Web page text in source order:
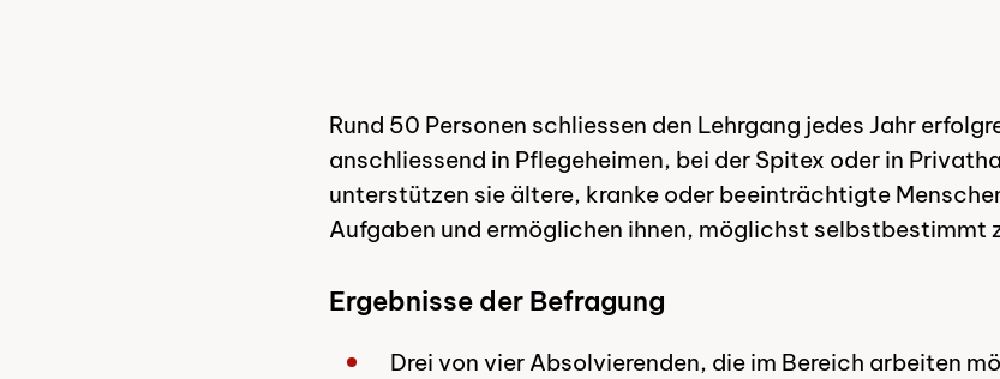
Rund 50 Personen schliessen den Lehrgang jedes Jahr
anschliessend in Pflegeheimen, bei der Spitex oder in
unterstützen sie ältere, kranke oder beeinträchtigte
Aufgaben und ermöglichen ihnen, möglichst selbstbestimmt
Ergebnisse der Befragung
Drei von vier Absolvierenden, die im Bereich arbeiten